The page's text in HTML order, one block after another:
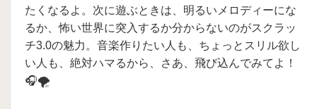
たくなるよ。次に遊ぶときは、明るいメロディーにな
るか、怖い世界に突入するか分からないのがスクラッ
チ3.0の魅力。音楽作りたい人も、ちょっとスリル欲し
い人も、絶対ハマるから、さあ、飛び込んでみてよ！
🎧🌪️